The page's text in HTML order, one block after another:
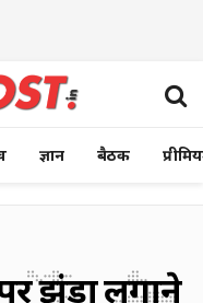
ज्ञान बैठक
झंडा लगाने